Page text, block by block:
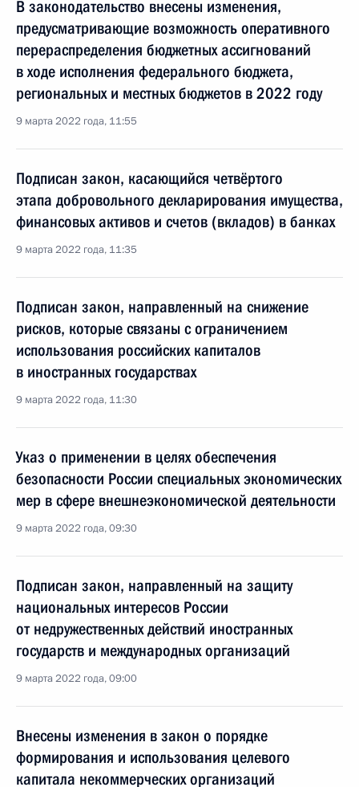
В законодательство внесены изменения,
предусматривающие возможность оперативного
перераспределения бюджетных ассигнований
в ходе исполнения федерального бюджета,
региональных и местных бюджетов в 2022 году
9 марта 2022 года, 11:55
Подписан закон, касающийся четвёртого
этапа добровольного декларирования имущества,
финансовых активов и счетов (вкладов) в банках
9 марта 2022 года, 11:35
Подписан закон, направленный на снижение
рисков, которые связаны с ограничением
использования российских капиталов
в иностранных государствах
9 марта 2022 года, 11:30
Указ о применении в целях обеспечения
безопасности России специальных экономических
мер в сфере внешнеэкономической деятельности
9 марта 2022 года, 09:30
Подписан закон, направленный на защиту
национальных интересов России
от недружественных действий иностранных
государств и международных организаций
9 марта 2022 года, 09:00
Внесены изменения в закон о порядке
формирования и использования целевого
капитала некоммерческих организаций